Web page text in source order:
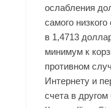
ослабления
самого
в 1,4713
минимум к
противном
Интернету и
счета в